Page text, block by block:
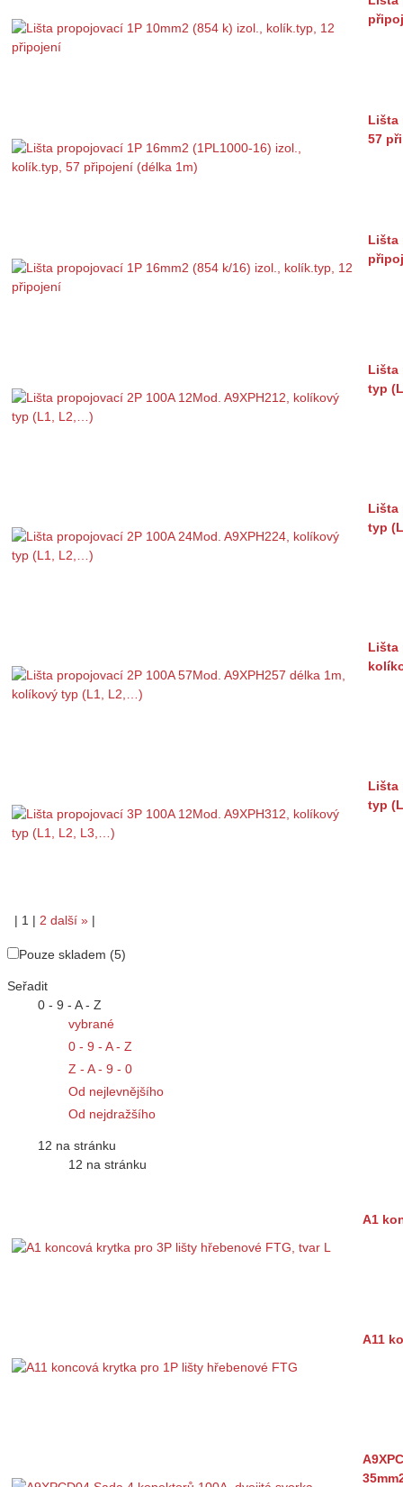
Lišta
57
Lišta
Lišta
typ
Lišta
typ
Lišta
Lišta
typ
| 1 | 2 další » |
Pouze skladem (5)
Seřadit
0 - 9 - A - Z
vybrané
0 - 9 - A - Z
Z - A - 9 - 0
Od nejlevnějšího
Od nejdražšího
12 na stránku
12 na stránku
A1
A11